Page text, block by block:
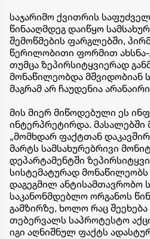
საჯარიმო ქვითრის
წინააღმდეგ დაიწყო
შემოწმების ფარგლებში,
წერილობითი ფორმით ახსნა-
თუმცა ზეპირსიტყვიერად
მონაწილეობდა მშვიდობიან
მაგრამ არ ჩაუდენია
მის მიერ მიწოდებული ეს
ინტერპრეტირდა.
„მომხდარ ფაქტთან
მარტს სამსახურებრივი
დეპარტამენტში
სისტემატურად
დაგეგმილ ანტისამთავრობო
საკანონმდებლო ორგანოს
გამზირზე, ხოლო რაც
თებერვალს საპროტესტო
იგი აღნიშნულ ფაქტს